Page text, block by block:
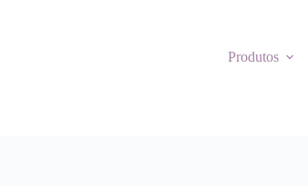
Produtos